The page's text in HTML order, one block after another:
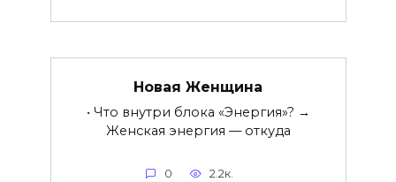
Новая Женщина
• Что внутри блока «Энергия»? →
Женская энергия — откуда
0 2.2к.